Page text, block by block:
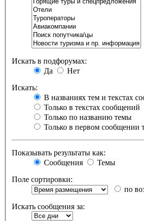
Искать в подфорумах:
Да
Нет
Искать:
В названиях тем и текстах
Только в текстах сообщений
Только по названию темы
Только в первом сообщении
Показывать результаты как:
Сообщения
Темы
Поле сортировки:
по
Искать сообщения за: